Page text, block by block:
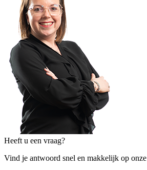
Heeft u een vraag?
Vind je antwoord snel en makkelijk op onze